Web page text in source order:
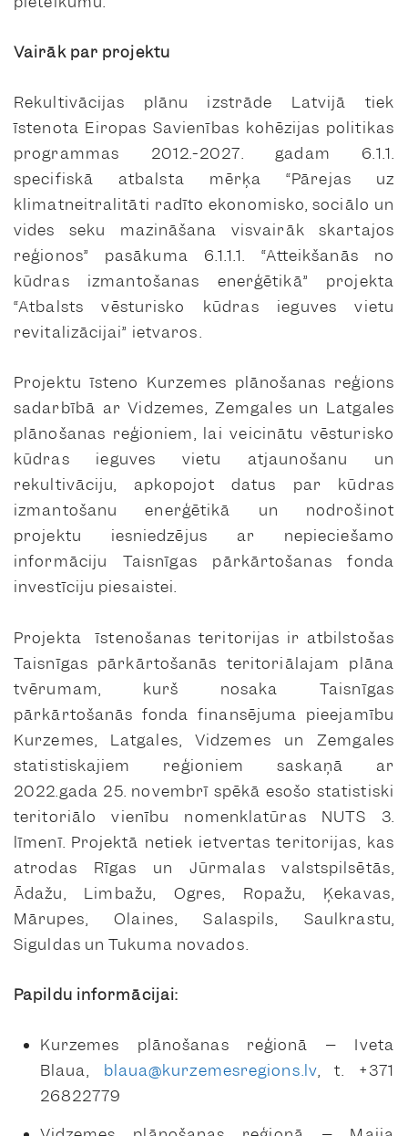
Vairāk par projektu
Rekultivācijas plānu izstrāde Latvijā tiek
īstenota Eiropas Savienības kohēzijas politikas
programmas 2012.-2027. gadam 6.1.1.
specifiskā atbalsta mērķa “Pārejas uz
klimatneitralitāti radīto ekonomisko, sociālo un
vides seku mazināšana visvairāk skartajos
reģionos” pasākuma 6.1.1.1. “Atteikšanās no
kūdras izmantošanas enerģētikā” projekta
“Atbalsts vēsturisko kūdras ieguves vietu
revitalizācijai” ietvaros.
Projektu īsteno Kurzemes plānošanas reģions
sadarbībā ar Vidzemes, Zemgales un Latgales
plānošanas reģioniem, lai veicinātu vēsturisko
kūdras ieguves vietu atjaunošanu un
rekultivāciju, apkopojot datus par kūdras
izmantošanu enerģētikā un nodrošinot
projektu iesniedzējus ar nepieciešamo
informāciju Taisnīgas pārkārtošanas fonda
investīciju piesaistei.
Projekta īstenošanas teritorijas ir atbilstošas
Taisnīgas pārkārtošanās teritoriālajam plāna
tvērumam, kurš nosaka Taisnīgas
pārkārtošanās fonda finansējuma pieejamību
Kurzemes, Latgales, Vidzemes un Zemgales
statistiskajiem reģioniem saskaņā ar
2022.gada 25. novembrī spēkā esošo statistiski
teritoriālo vienību nomenklatūras NUTS 3.
līmenī. Projektā netiek ietvertas teritorijas, kas
atrodas Rīgas un Jūrmalas valstspilsētās,
Ādažu, Limbažu, Ogres, Ropažu, Ķekavas,
Mārupes, Olaines, Salaspils, Saulkrastu,
Siguldas un Tukuma novados.
Papildu informācijai:
Kurzemes plānošanas reģionā – Iveta
Blaua, blaua@kurzemesregions.lv, t. +371
26822779